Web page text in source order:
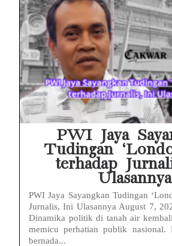
PWI Jaya
Tudingan
terhadap
Ulasannya
PWI Jaya Sayangkan Tudingan
Jurnalis, Ini Ulasannya August 7,
Dinamika politik di tanah air
memicu perhatian publik nasional.
bernada...